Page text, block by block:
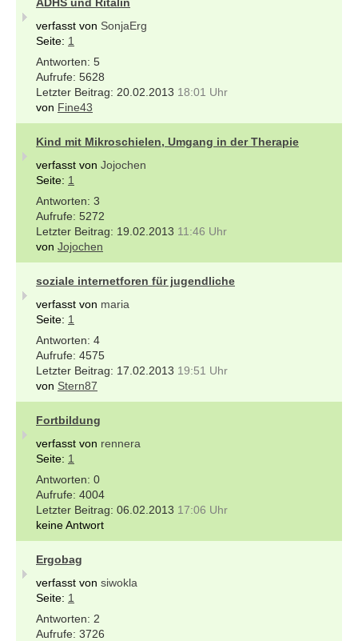
verfasst von SonjaErg
Seite: 1
5
5628
20.02.2013 18:01 Uhr
von Fine43
Kind mit Mikroschielen, Umgang in der Therapie
verfasst von Jojochen
Seite: 1
3
5272
19.02.2013 11:46 Uhr
von Jojochen
soziale internetforen für jugendliche
verfasst von maria
Seite: 1
4
4575
17.02.2013 19:51 Uhr
von Stern87
Fortbildung
verfasst von rennera
Seite: 1
0
4004
06.02.2013 17:06 Uhr
keine Antwort
Ergobag
verfasst von siwokla
Seite: 1
2
3726